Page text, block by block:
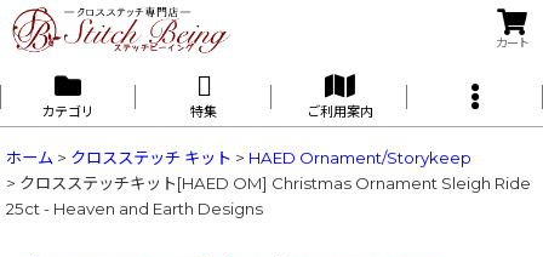
カート
カテゴリ 特集 ご利用案内
ホーム > クロスステッチ キット > HAED Ornament/Storykeep
> クロスステッチキット[HAED OM] Christmas Ornament Sleigh Ride
25ct - Heaven and Earth Designs